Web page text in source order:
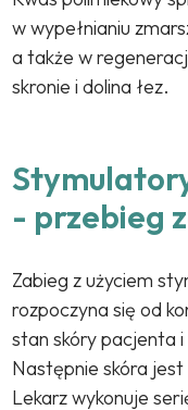
w wypełnianiu
a także w
skronie i dolina łez.
- przebieg
Zabieg z użyciem
rozpoczyna się od
stan skóry pacjenta
Następnie skóra
Lekarz wykonuje